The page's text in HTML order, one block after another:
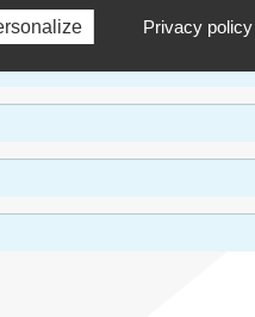
Privacy policy